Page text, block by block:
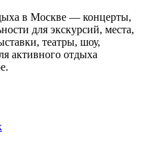
в Москве — концерты,
для экскурсий, места,
театры, шоу,
активного отдыха